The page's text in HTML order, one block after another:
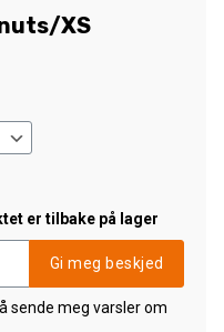
XS
er tilbake på lager
Gi meg beskjed
sende meg varsler om